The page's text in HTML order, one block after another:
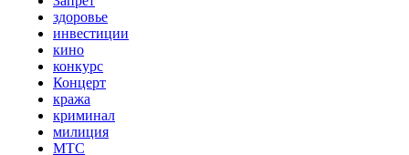
здоровье
инвестиции
кино
конкурс
Концерт
кража
криминал
милиция
МТС